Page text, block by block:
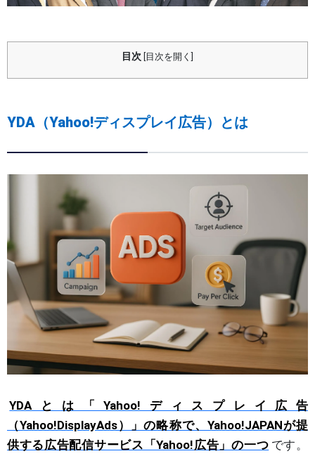
目次 [目次を開く]
YDA（Yahoo!ディスプレイ広告）とは
YDAとは「Yahoo!ディスプレイ広告
（Yahoo!DisplayAds）」の略称で、Yahoo!JAPANが提
供する広告配信サービス「Yahoo!広告」の一つ です。